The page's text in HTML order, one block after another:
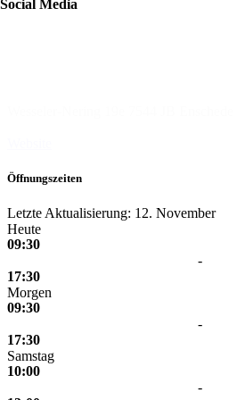
Social Media
Öffnungszeiten
Letzte Aktualisierung: 12. November
Heute
09:30
-
17:30
Morgen
09:30
-
17:30
Samstag
10:00
-